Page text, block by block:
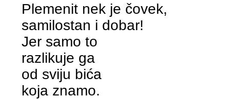
Plemenit nek je čovek,
samilostan i dobar!
Jer samo to
razlikuje ga
od sviju bića
koja znamo.